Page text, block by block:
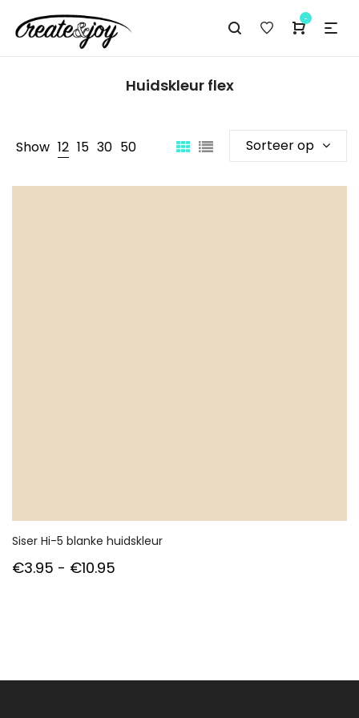
-
Huidskleur flex
Show 12 15 30 50 Sorteer op
Siser Hi-5 blanke huidskleur
€3.95 - €10.95